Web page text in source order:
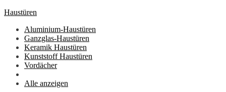
Haustüren
Aluminium-Haustüren
Ganzglas-Haustüren
Keramik Haustüren
Kunststoff Haustüren
Vordächer
Alle anzeigen